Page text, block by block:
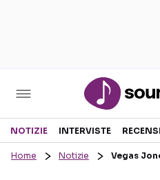
Sezioni
NOTIZIE INTERVISTE
Home Notizie Vegas